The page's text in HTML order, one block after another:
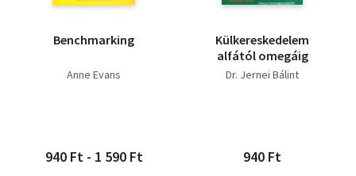
Benchmarking
Anne Evans
940 Ft - 1 590 Ft
Külkereskedelem
alfától omegáig
Dr. Jernei Bálint
940 Ft